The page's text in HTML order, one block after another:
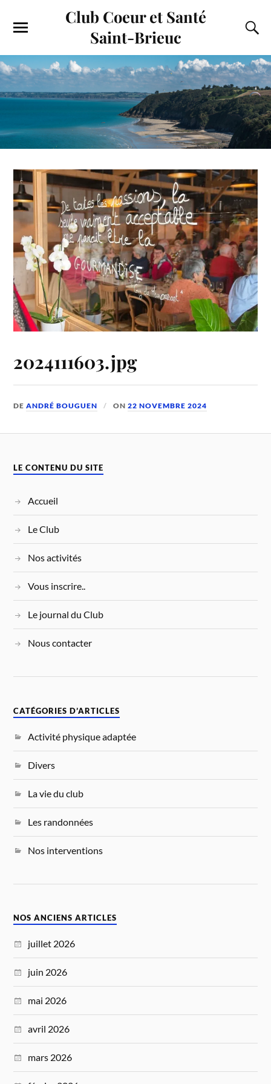
Club Coeur et Santé
Saint-Brieuc
2024111603.jpg
DEANDRÉ BOUGUEN ON22 NOVEMBRE 2024
LE CONTENU DU SITE
Accueil
Le Club
Nos activités
Vous inscrire..
Le journal du Club
Nous contacter
CATÉGORIES D’ARTICLES
Activité physique adaptée
Divers
La vie du club
Les randonnées
Nos interventions
NOS ANCIENS ARTICLES
juillet 2026
juin 2026
mai 2026
avril 2026
mars 2026